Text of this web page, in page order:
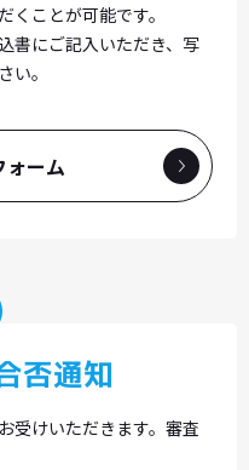
ことが可能です。
書にご記入いただき、写
い。
ォーム
否通知
受けいただきます。審査